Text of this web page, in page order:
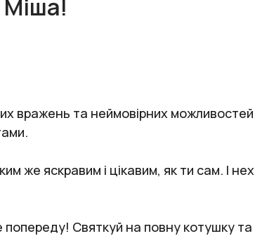
вражень та неймовірних
же яскравим і цікавим, як ти сам. І
Святкуй на повну котушку та